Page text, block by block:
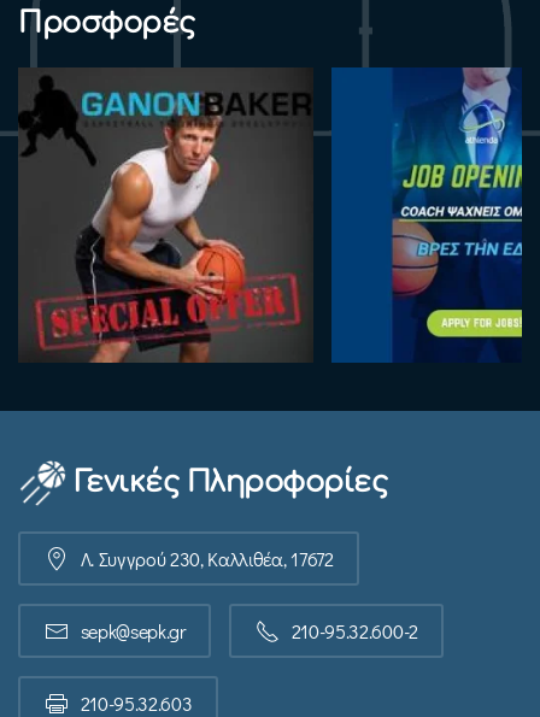
Προσφορές
Γενικές Πληροφορίες
Λ. Συγγρού 230, Καλλιθέα, 17672
sepk@sepk.gr 210-95.32.600-2
210-95.32.603